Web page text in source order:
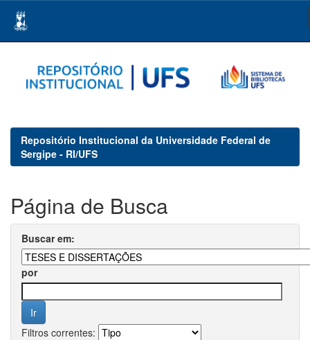
navigation
Repositório Institucional da Universidade Federal de
Sergipe - RI/UFS
Página de Busca
Buscar em:
por
Filtros correntes: